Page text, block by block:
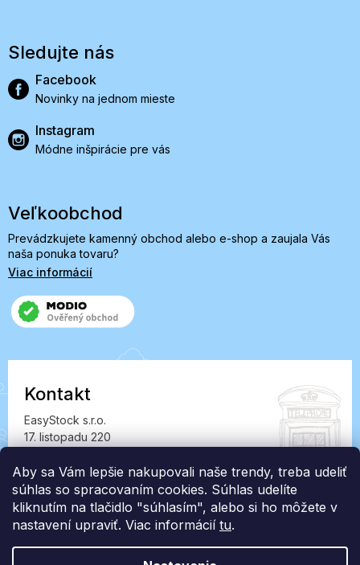
Aby sa Vám lepšie nakupovali naše trendy, treba udeliť
súhlas so spracovaním cookies. Súhlas udelíte
kliknutím na tlačidlo "súhlasím", alebo si ho môžete v
nastavení upraviť. Viac informácií tu.
Sledujte nás
Facebook
Novinky na jednom mieste
Instagram
Módne inšpirácie pre vás
Veľkoobchod
Prevádzkujete kamenný obchod alebo e-shop a zaujala Vás
naša ponuka tovaru?
Viac informácií
Kontakt
EasyStock s.r.o.
17. listopadu 220
IČ: 07727402, DIČ: CZ07727402
info@londonclub.sk